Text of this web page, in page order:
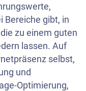
Bereiche gibt, in
zu einem guten
lassen. Auf
selbst,
und
Optimierung,